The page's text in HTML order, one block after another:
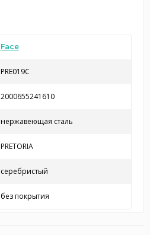
Face
PRE019C
2000655241610
нержавеющая сталь
PRETORIA
серебристый
без покрытия